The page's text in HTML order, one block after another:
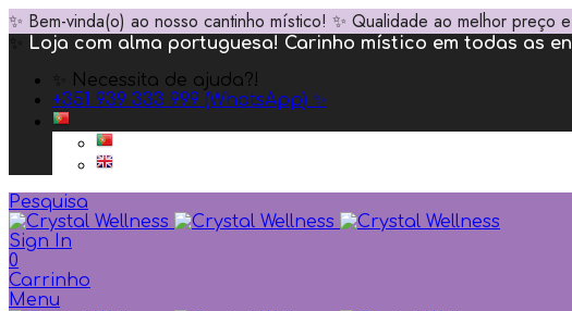
✨ Bem-vinda(o) ao nosso cantinho místico! ✨ Qualidade ao melhor
Loja com alma portuguesa! Carinho místico em todas as
✨ Necessita de ajuda?!
+351 939 333 999 (WhatsApp) ✨
Pesquisa
Sign In
0
Carrinho
Menu